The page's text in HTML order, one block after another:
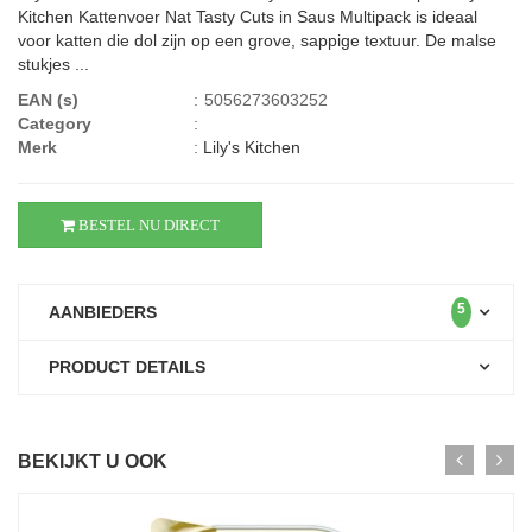
Kitchen Kattenvoer Nat Tasty Cuts in Saus Multipack is ideaal
voor katten die dol zijn op een grove, sappige textuur. De malse
stukjes ...
EAN (s)
: 5056273603252
Category
:
Merk
: Lily's Kitchen
BESTEL NU DIRECT
AANBIEDERS 5
PRODUCT DETAILS
BEKIJKT U OOK